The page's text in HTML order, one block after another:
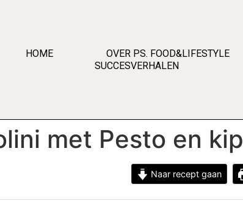
HOME OVER PS. FOOD&LIFESTYLE
SUCCESVERHALEN
met Pesto en kip
Naar recept gaan